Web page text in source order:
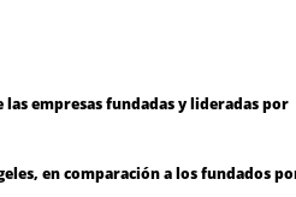
empresas fundadas y lideradas por
en comparación a los fundados